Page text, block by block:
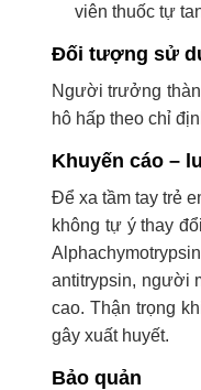
viên thuốc tự
Đối tượng sử
Người trưởng
hô hấp theo chỉ
Khuyến cáo –
Để xa tầm tay trẻ
không tự ý thay
antitrypsin, người
cao. Thận trọng
gây xuất huyết.
Bảo quản